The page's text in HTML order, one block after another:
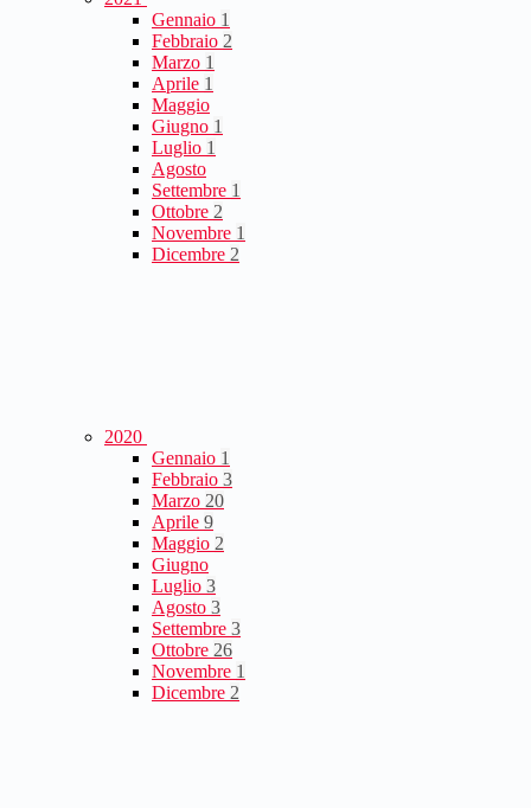
Gennaio 1
Febbraio 2
Marzo 1
Aprile 1
Maggio
Giugno 1
Luglio 1
Agosto
Settembre 1
Ottobre 2
Novembre 1
Dicembre 2
2020
Gennaio 1
Febbraio 3
Marzo 20
Aprile 9
Maggio 2
Giugno
Luglio 3
Agosto 3
Settembre 3
Ottobre 26
Novembre 1
Dicembre 2